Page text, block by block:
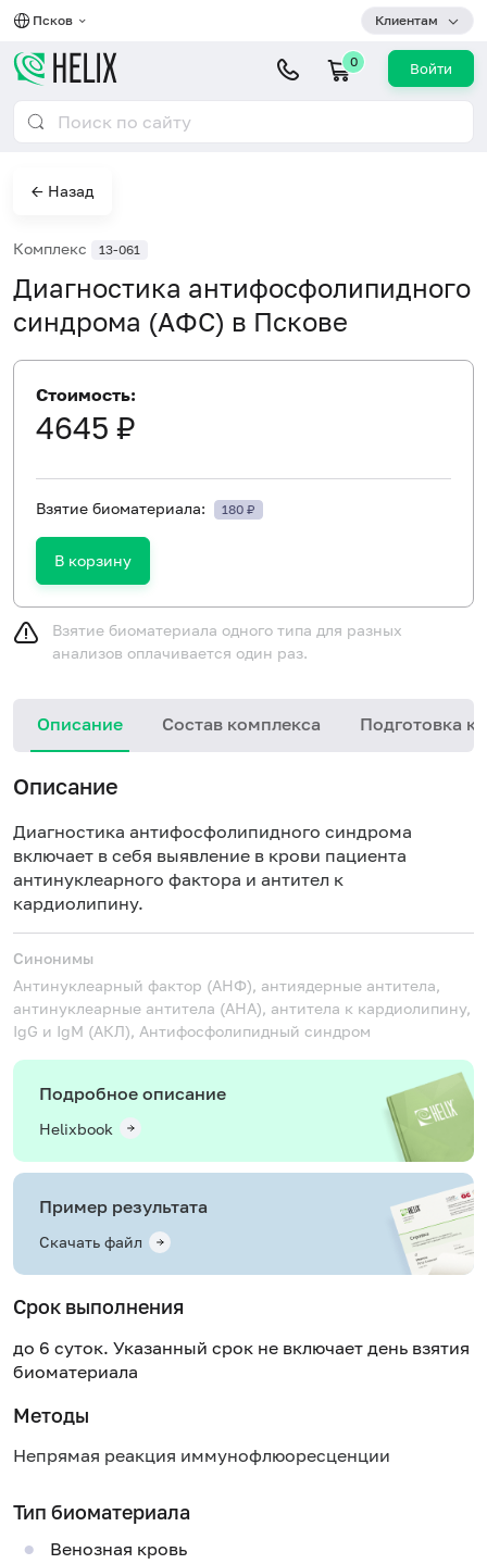
Псков Клиентам
0 Войти
← Назад
Комплекс 13-061
Диагностика антифосфолипидного
синдрома (АФС) в Пскове
Стоимость:
4645 ₽
Взятие биоматериала: 180 ₽
В корзину
Взятие биоматериала одного типа для разных
анализов оплачивается один раз.
Описание Состав комплекса Подготовка к
Описание
Диагностика антифосфолипидного синдрома
включает в себя выявление в крови пациента
антинуклеарного фактора и антител к
кардиолипину.
Синонимы
Антинуклеарный фактор (АНФ), антиядерные антитела,
антинуклеарные антитела (АНА), антитела к кардиолипину,
IgG и IgM (АКЛ), Антифосфолипидный синдром
Подробное описание
Helixbook
Пример результата
Скачать файл
Срок выполнения
до 6 суток. Указанный срок не включает день взятия
биоматериала
Методы
Непрямая реакция иммунофлюоресценции
Тип биоматериала
Венозная кровь